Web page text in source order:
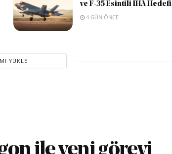
ve F-35 Esintili İHA Hedefi
4 GÜN ÖNCE
YÜKLE